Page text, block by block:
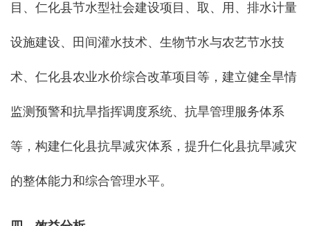
目、仁化县节水型社会建设项目、取、用、排水计量
设施建设、田间灌水技术、生物节水与农艺节水技
术、仁化县农业水价综合改革项目等，建立健全旱情
监测预警和抗旱指挥调度系统、抗旱管理服务体系
等，构建仁化县抗旱减灾体系，提升仁化县抗旱减灾
的整体能力和综合管理水平。